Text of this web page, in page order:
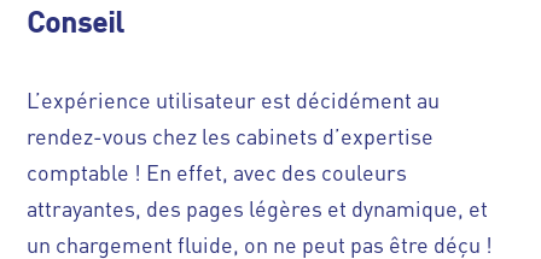
Conseil
L’expérience utilisateur est décidément au
rendez-vous chez les cabinets d’expertise
comptable ! En effet, avec des couleurs
attrayantes, des pages légères et dynamique, et
un chargement fluide, on ne peut pas être déçu !